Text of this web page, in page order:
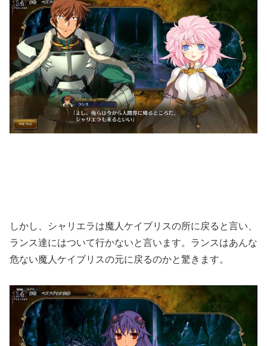
しかし、シャリエラは魔人ケイブリスの所に戻ると言い、
ランス達にはついて行かないと言います。ランスはあんな
危ない魔人ケイブリスの元に戻るのかと驚きます。